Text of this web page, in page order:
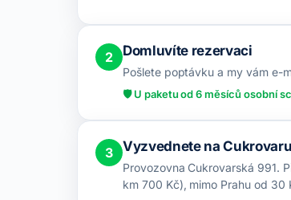
2 Domluvíte rezervaci
Pošlete poptávku a my vám e-
🛡️ U paketu od 6 měsíců osobní
3 Vyzvednete na
Provozovna Cukrovarská 991.
km 700 Kč), mimo Prahu od